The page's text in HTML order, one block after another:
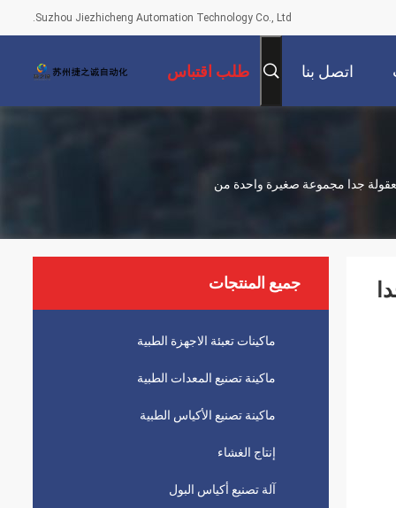
Suzhou Jiezhicheng Automation Technology Co., Ltd.
اتصل بنا طلب اقتباس
جدا مجموعة صغيرة واحدة من
جميع المنتجات
ماكينات تعبئة الاجهزة الطبية
ماكينة تصنيع المعدات الطبية
ماكينة تصنيع الأكياس الطبية
إنتاج الغشاء
آلة تصنيع أكياس البول